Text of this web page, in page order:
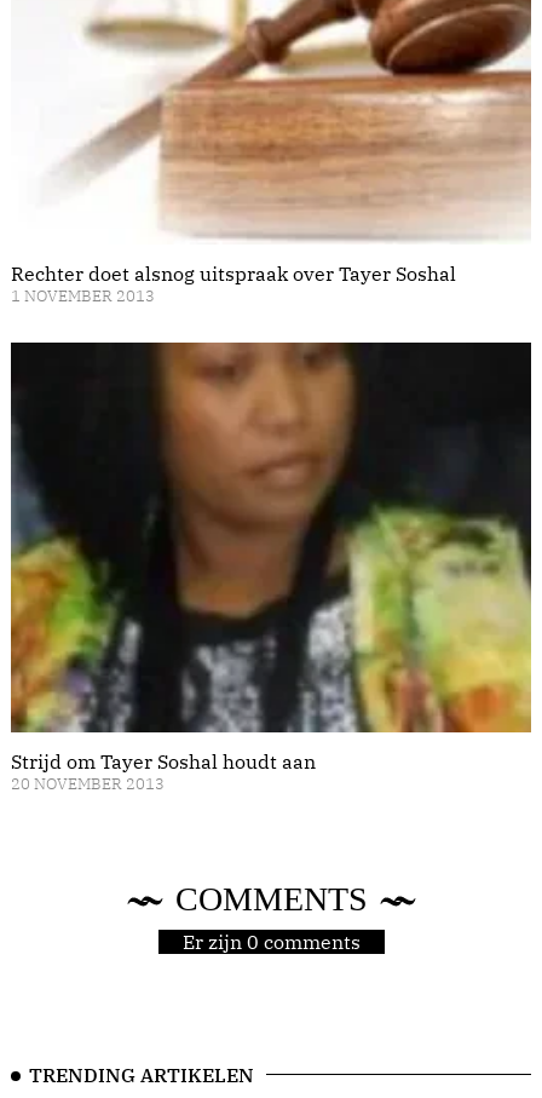
Rechter doet alsnog uitspraak over Tayer Soshal
1 NOVEMBER 2013
Strijd om Tayer Soshal houdt aan
20 NOVEMBER 2013
COMMENTS
Er zijn 0 comments
TRENDING ARTIKELEN